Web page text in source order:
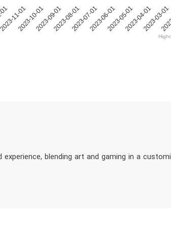
11-01
2023-10-012023-09-012023-08-012023-07-012023-06-012023-05-012023-04-012023-03-01
blending art and gaming in a